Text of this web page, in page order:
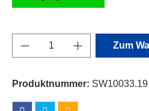
Produkt Anzahl: Gib
Zum
Produktnummer: SW10033.19